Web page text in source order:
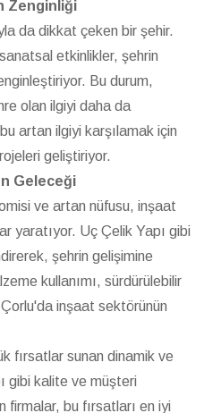
Zenginliği
da dikkat çeken bir şehir.
etkinlikler, şehrin
Bu durum,
olan ilgiyi daha da
artan ilgiyi karşılamak için
geliştiriyor.
Geleceği
ve artan nüfusu, inşaat
yaratıyor. Uç Çelik Yapı gibi
şehrin gelişimine
kullanımı, sürdürülebilir
inşaat sektörünün
fırsatlar sunan dinamik ve
gibi kalite ve müşteri
firmalar, bu fırsatları en iyi